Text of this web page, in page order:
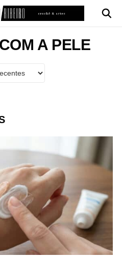
A PELE